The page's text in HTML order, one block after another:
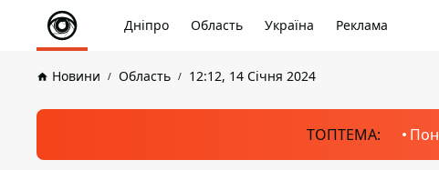
Дніпро Область Україна Реклама
Новини Область 12:12, 14 Січня 2024
ТОПТЕМА: